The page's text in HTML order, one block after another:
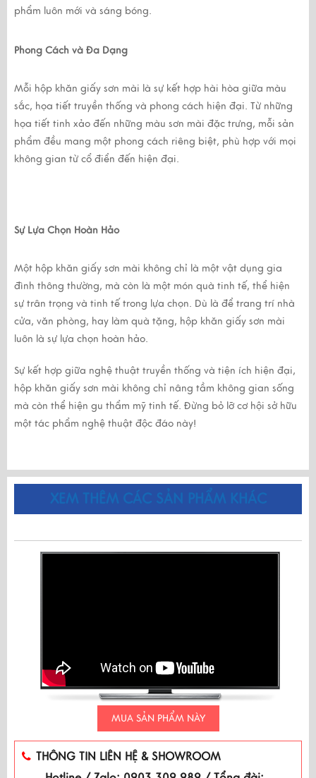
phẩm luôn mới và sáng bóng.
Phong Cách và Đa Dạng
Mỗi hộp khăn giấy sơn mài là sự kết hợp hài hòa giữa màu
sắc, họa tiết truyền thống và phong cách hiện đại. Từ những
họa tiết tinh xảo đến những màu sơn mài đặc trưng, mỗi sản
phẩm đều mang một phong cách riêng biệt, phù hợp với mọi
không gian từ cổ điển đến hiện đại.
Sự Lựa Chọn Hoàn Hảo
Một hộp khăn giấy sơn mài không chỉ là một vật dụng gia
đình thông thường, mà còn là một món quà tinh tế, thể hiện
sự trân trọng và tinh tế trong lựa chọn. Dù là để trang trí nhà
cửa, văn phòng, hay làm quà tặng, hộp khăn giấy sơn mài
luôn là sự lựa chọn hoàn hảo.
Sự kết hợp giữa nghệ thuật truyền thống và tiện ích hiện đại,
hộp khăn giấy sơn mài không chỉ nâng tầm không gian sống
mà còn thể hiện gu thẩm mỹ tinh tế. Đừng bỏ lỡ cơ hội sở hữu
một tác phẩm nghệ thuật độc đáo này!
XEM THÊM CÁC SẢN PHẨM KHÁC
MUA SẢN PHẨM NÀY
THÔNG TIN LIÊN HỆ & SHOWROOM